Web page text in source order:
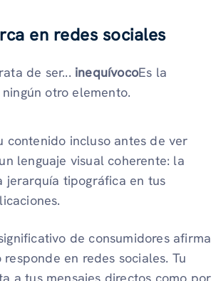
en redes sociales
de ser... inequívocoEs la
otro elemento.
contenido incluso antes de ver
lenguaje visual coherente: la
jerarquía tipográfica en tus
de consumidores afirma
en redes sociales. Tu
a tus mensajes directos como por